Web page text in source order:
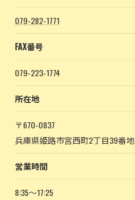
079-282-1771
FAX番号
079-223-1774
所在地
〒670-0837
兵庫県姫路市宮西町2丁目39番地
営業時間
8:35～17:25